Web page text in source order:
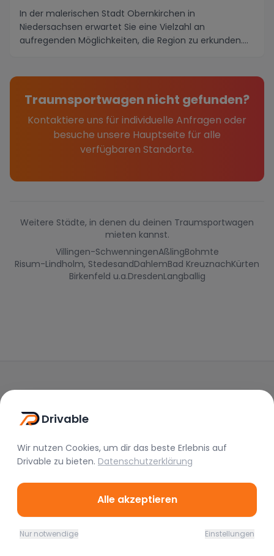
In der malerischen Stadt Obernkirchen in
Niedersachsen erwartet Sie eine Vielzahl an
aufregenden Möglichkeiten, die Region zu erkunden.
Traumsportwagen nicht gefunden?
Kontaktiere uns für individuelle Anfragen oder
besuche unsere Hauptseite für alle
verfügbaren Standorte.
Weitere Städte, in denen du deinen Traumsportwagen
mieten kannst.
Villingen-SchwenningenAßlingBohmte
Risum-Lindholm, StedesandDahlemBad KreuznachKürten
Birkenfeld u.a.DresdenLangballig
Rent A Feeling
Nützliche Links
Vermieter werden
Drivable
Wir nutzen Cookies, um dir das beste Erlebnis auf
Drivable zu bieten. Datenschutzerklärung
Alle akzeptieren
Nur notwendige Einstellungen